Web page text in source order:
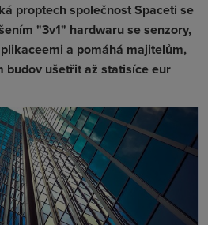
proptech společnost Spaceti se
"3v1" hardwaru se senzory,
a pomáhá majitelům,
budov ušetřit až statisíce eur